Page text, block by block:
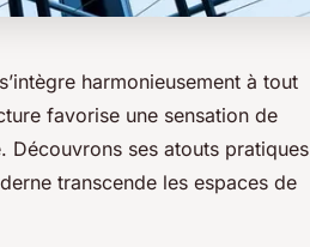
harmonieusement à tout
favorise une sensation de
ses atouts pratiques
transcende les espaces de